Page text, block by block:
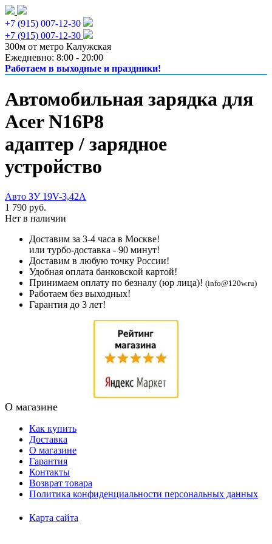
+7 (915) 007-12-30
+7 (915) 007-12-30
300м от метро Калужская
Ежедневно: 8:00 - 20:00
Работаем в выходные и праздники!
Автомобильная зарядка для
Acer N16P8
адаптер / зарядное
устройство
Авто ЗУ 19V-3,42A
1 790 руб.
Нет в наличии
Доставим за 3-4 часа в Москве!
или турбо-доставка - 90 минут!
Доставим в любую точку России!
Удобная оплата банковской картой!
Принимаем оплату по безналу (юр лица)! (info@120w.ru)
Работаем без выходных!
Гарантия до 3 лет!
О магазине
Как купить
Доставка
О магазине
Гарантия
Контакты
Возврат товара
Политика конфиденциальности персональных данных
Карта сайта